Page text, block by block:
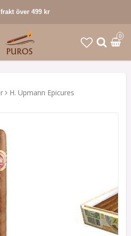
över 499 kr
0
H. Upmann Epicures